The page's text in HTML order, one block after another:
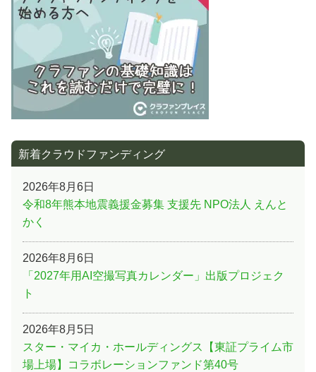
ン
新着クラウドファンディング
2026年8月6日
令和8年熊本地震義援金募集 支援先 NPO法人 えんと
かく
2026年8月6日
「2027年用AI空撮写真カレンダー」出版プロジェク
ト
2026年8月5日
スター・マイカ・ホールディングス【東証プライム市
場上場】コラボレーションファンド第40号